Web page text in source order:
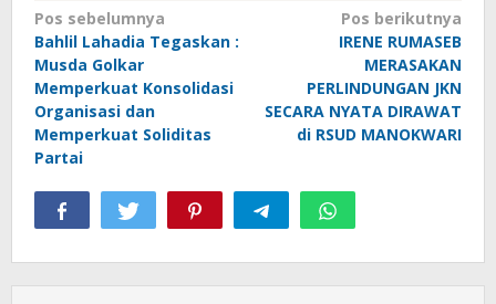
Navigasi
pos
Pos sebelumnya
Bahlil Lahadia Tegaskan :
Musda Golkar
Memperkuat Konsolidasi
Organisasi dan
Memperkuat Soliditas
Partai
Pos berikutnya
IRENE RUMASEB
MERASAKAN
PERLINDUNGAN JKN
SECARA NYATA DIRAWAT
di RSUD MANOKWARI